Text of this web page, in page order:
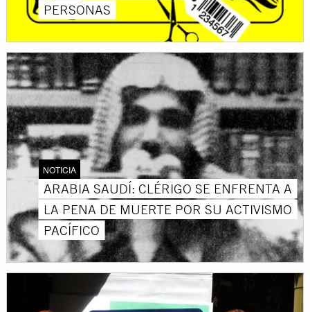
PERSONAS
NOTICIA
ARABIA SAUDÍ: CLÉRIGO SE ENFRENTA A
LA PENA DE MUERTE POR SU ACTIVISMO
PACÍFICO